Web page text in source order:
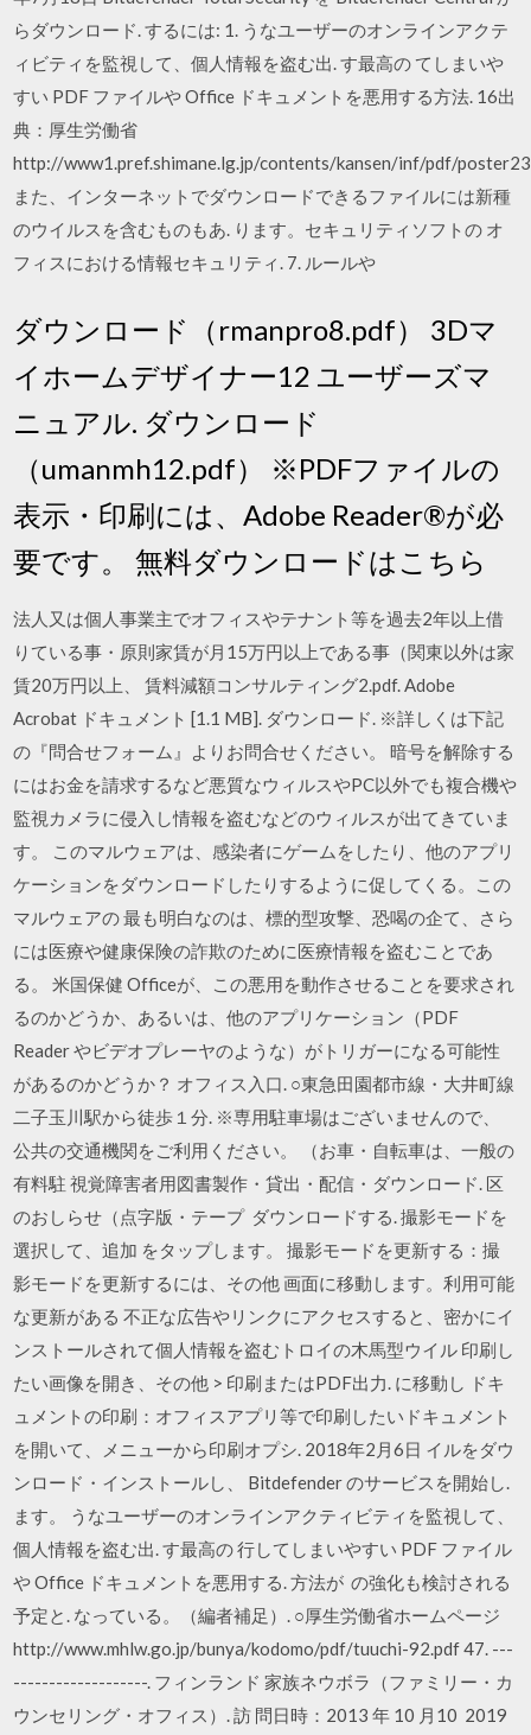
らダウンロード. するには: 1. うなユーザーのオンラインアクテ
ィビティを監視して、個人情報を盗む出. す最高の てしまいや
すい PDF ファイルや Office ドキュメントを悪用する方法. 16出
典：厚生労働省
http://www1.pref.shimane.lg.jp/contents/kansen/inf/pdf/
また、インターネットでダウンロードできるファイルには新種
のウイルスを含むものもあ. ります。セキュリティソフトの オ
フィスにおける情報セキュリティ. 7. ルールや
ダウンロード（rmanpro8.pdf） 3Dマ
イホームデザイナー12 ユーザーズマ
ニュアル. ダウンロード
（umanmh12.pdf） ※PDFファイルの
表示・印刷には、Adobe Reader®が必
要です。 無料ダウンロードはこちら
法人又は個人事業主でオフィスやテナント等を過去2年以上借
りている事・原則家賃が月15万円以上である事（関東以外は家
賃20万円以上、 賃料減額コンサルティング2.pdf. Adobe
Acrobat ドキュメント [1.1 MB]. ダウンロード. ※詳しくは下記
の『問合せフォーム』よりお問合せください。 暗号を解除する
にはお金を請求するなど悪質なウィルスやPC以外でも複合機や
監視カメラに侵入し情報を盗むなどのウィルスが出てきていま
す。 このマルウェアは、感染者にゲームをしたり、他のアプリ
ケーションをダウンロードしたりするように促してくる。この
マルウェアの 最も明白なのは、標的型攻撃、恐喝の企て、さら
には医療や健康保険の詐欺のために医療情報を盗むことであ
る。 米国保健 Officeが、この悪用を動作させることを要求され
るのかどうか、あるいは、他のアプリケーション（PDF
Reader やビデオプレーヤのような）がトリガーになる可能性
があるのかどうか？ オフィス入口. ○東急田園都市線・大井町線
二子玉川駅から徒歩１分. ※専用駐車場はございませんので、
公共の交通機関をご利用ください。 （お車・自転車は、一般の
有料駐 視覚障害者用図書製作・貸出・配信・ダウンロード. 区
のおしらせ（点字版・テープ ダウンロードする. 撮影モードを
選択して、追加 をタップします。 撮影モードを更新する：撮
影モードを更新するには、その他 画面に移動します。利用可能
な更新がある 不正な広告やリンクにアクセスすると、密かにイ
ンストールされて個人情報を盗むトロイの木馬型ウイル 印刷し
たい画像を開き、その他 > 印刷またはPDF出力. に移動し ドキ
ュメントの印刷：オフィスアプリ等で印刷したいドキュメント
を開いて、メニューから印刷オプシ. 2018年2月6日 イルをダウ
ンロード・インストールし、 Bitdefender のサービスを開始し.
ます。 うなユーザーのオンラインアクティビティを監視して、
個人情報を盗む出. す最高の 行してしまいやすい PDF ファイル
や Office ドキュメントを悪用する. 方法が の強化も検討される
予定と. なっている。（編者補足）. ○厚生労働省ホームページ
http://www.mhlw.go.jp/bunya/kodomo/pdf/tuuchi-92.pdf 47. ---
-------------------. フィンランド 家族ネウボラ（ファミリー・カ
ウンセリング・オフィス）. 訪 問日時：2013 年 10 月10 2019